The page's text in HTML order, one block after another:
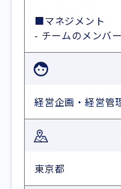
■マネジメント
- チームのメンバ
経営企画・経営管
東京都